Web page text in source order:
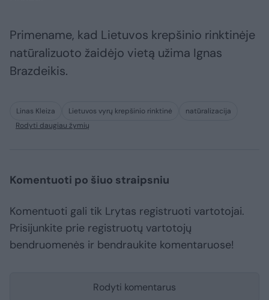
Primename, kad Lietuvos krepšinio rinktinėje
natūralizuoto žaidėjo vietą užima Ignas
Brazdeikis.
Linas Kleiza Lietuvos vyrų krepšinio rinktinė
natūralizacija
Rodyti daugiau žymių
Komentuoti po šiuo straipsniu
Komentuoti gali tik Lrytas registruoti vartotojai.
Prisijunkite prie registruotų vartotojų
bendruomenės ir bendraukite komentaruose!
Rodyti komentarus